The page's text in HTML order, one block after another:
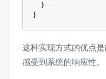
}
}
这种实现方式的优点
感受到系统的响应性。